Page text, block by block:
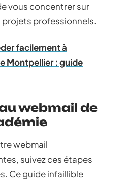
vous concentrer sur
professionnels.
facilement à
Montpellier : guide
webmail de
webmail
suivez ces étapes
Ce guide infaillible